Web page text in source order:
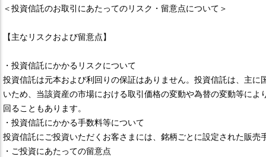
＜投資信託のお取引にあたってのリスク・留意点について＞
【主なリスクおよび留意点】
・投資信託にかかるリスクについて
投資信託は元本および利回りの保証はありません。投資信託は、主
いため、当該資産の市場における取引価格の変動や為替の変動等に
回ることもあります。
・投資信託にかかる手数料等について
投資信託にご投資いただくお客さまには、銘柄ごとに設定された販
・ご投資にあたっての留意点